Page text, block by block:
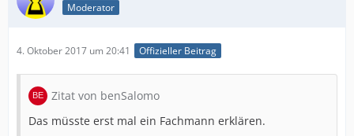
Moderator
4. Oktober 2017 um 20:41 Offizieller Beitrag
Zitat von benSalomo
Das müsste erst mal ein Fachmann erklären.